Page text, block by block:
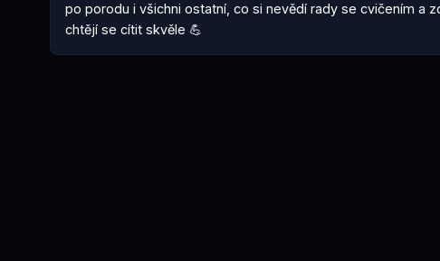
po porodu i všichni ostatní, co si nevědí rady se cvičením a
chtějí se cítit skvěle 💪